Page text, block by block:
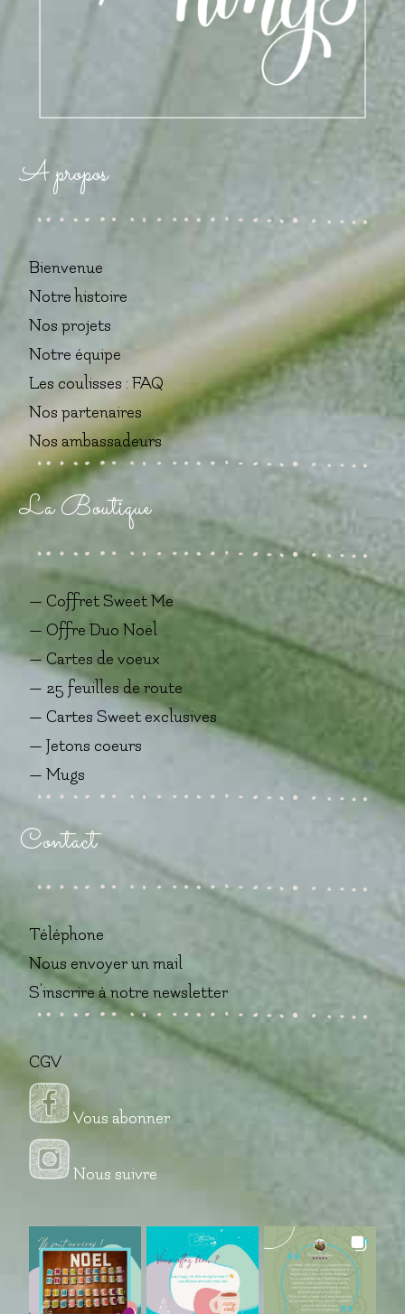
A propos
Bienvenue
Notre histoire
Nos projets
Notre équipe
Les coulisses : FAQ
Nos partenaires
Nos ambassadeurs
La Boutique
— Coffret Sweet Me
— Offre Duo Noël
— Cartes de voeux
— 25 feuilles de route
— Cartes Sweet exclusives
— Jetons coeurs
— Mugs
Contact
Téléphone
Nous envoyer un mail
S'inscrire à notre newsletter
CGV
Vous abonner
Nous suivre